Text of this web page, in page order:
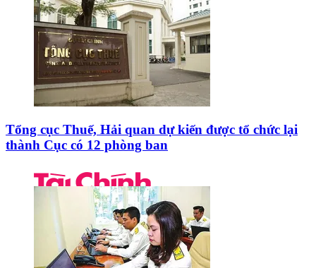
Tổng cục Thuế, Hải quan dự kiến được tổ chức lại
thành Cục có 12 phòng ban